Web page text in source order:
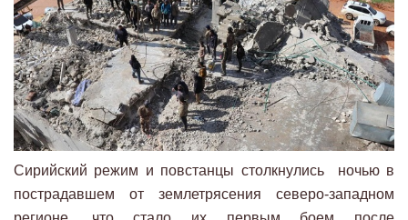
Сирийский режим и повстанцы столкнулись ночью в
пострадавшем от землетрясения северо-западном